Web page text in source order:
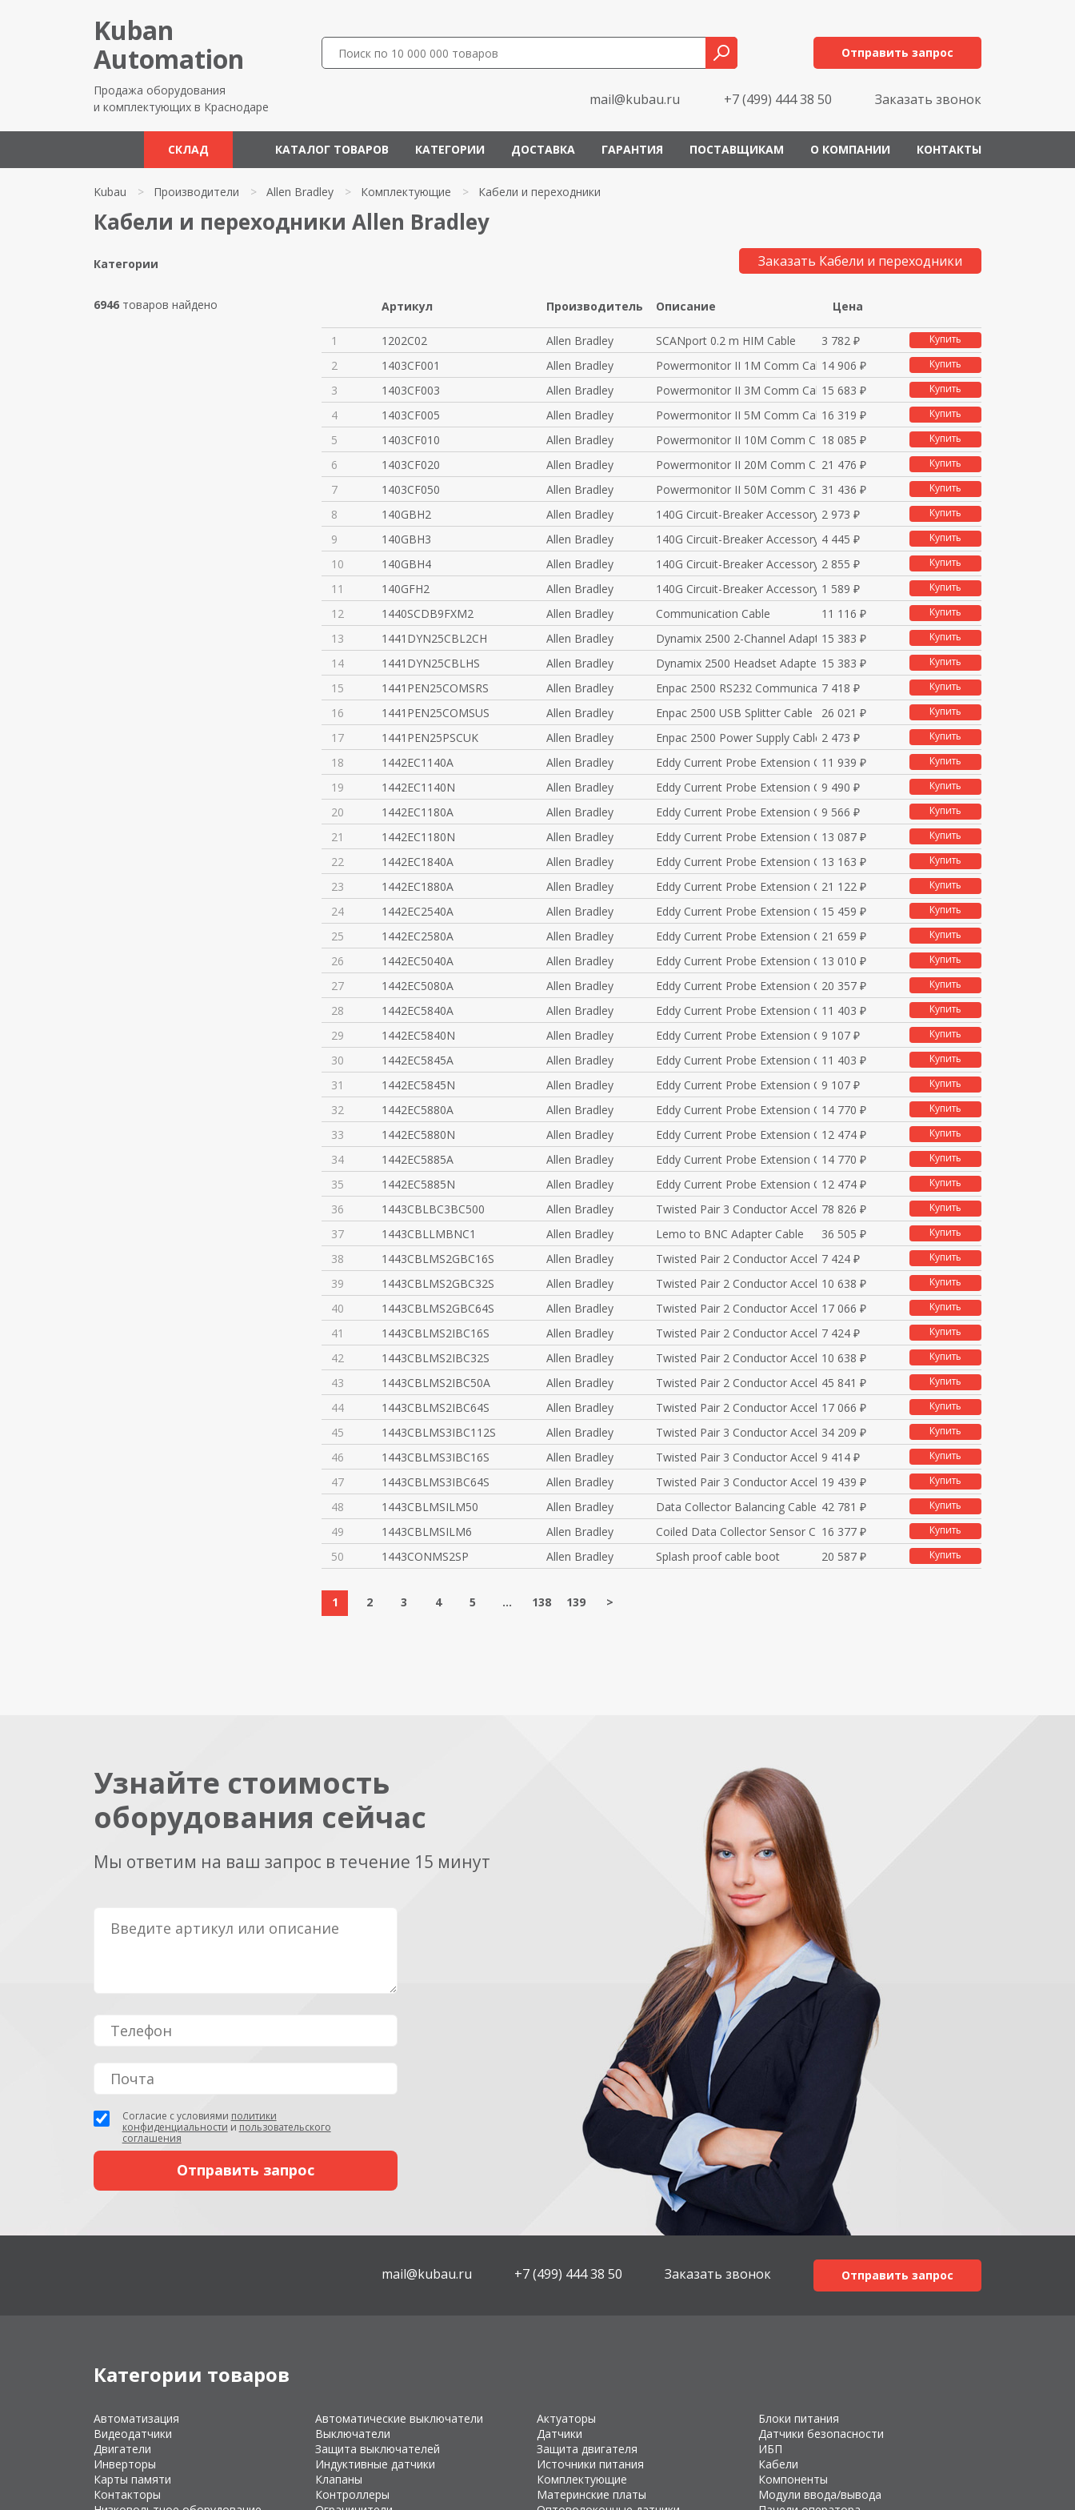
Kuban
Automation
Продажа оборудования
и комплектующих в Краснодаре
Отправить запрос
mail@kubau.ru +7 (499) 444 38 50 Заказать звонок
СКЛАД КАТАЛОГ ТОВАРОВ КАТЕГОРИИ ДОСТАВКА ГАРАНТИЯ ПОСТАВЩИКАМ О КОМПАНИИ КОНТАКТЫ
Kubau > Производители > Allen Bradley > Комплектующие > Кабели и переходники
Кабели и переходники Allen Bradley
Категории
6946 товаров найдено
Заказать Кабели и переходники
Артикул Производитель Описание Цена
1 1202C02 Allen Bradley SCANport 0.2 m HIM Cable 3 782 ₽ Купить
2 1403CF001 Allen Bradley Powermonitor II 1M Comm Cable14 906 ₽ Купить
3 1403CF003 Allen Bradley Powermonitor II 3M Comm Cable15 683 ₽ Купить
4 1403CF005 Allen Bradley Powermonitor II 5M Comm Cable16 319 ₽ Купить
5 1403CF010 Allen Bradley Powermonitor II 10M Comm Cable18 085 ₽ Купить
6 1403CF020 Allen Bradley Powermonitor II 20M Comm Cable21 476 ₽ Купить
7 1403CF050 Allen Bradley Powermonitor II 50M Comm Cable31 436 ₽ Купить
8 140GBH2 Allen Bradley 140G Circuit-Breaker Accessory 2 973 ₽ Купить
9 140GBH3 Allen Bradley 140G Circuit-Breaker Accessory 4 445 ₽ Купить
10 140GBH4 Allen Bradley 140G Circuit-Breaker Accessory 2 855 ₽ Купить
11 140GFH2 Allen Bradley 140G Circuit-Breaker Accessory 1 589 ₽ Купить
12 1440SCDB9FXM2 Allen Bradley Communication Cable 11 116 ₽ Купить
13 1441DYN25CBL2CH Allen Bradley Dynamix 2500 2-Channel Adapter15 383 ₽ Купить
14 1441DYN25CBLHS Allen Bradley Dynamix 2500 Headset Adapter C15 383 ₽ Купить
15 1441PEN25COMSRS Allen Bradley Enpac 2500 RS232 Communication7 418 ₽ Купить
16 1441PEN25COMSUS Allen Bradley Enpac 2500 USB Splitter Cable 26 021 ₽ Купить
17 1441PEN25PSCUK Allen Bradley Enpac 2500 Power Supply Cable 2 473 ₽ Купить
18 1442EC1140A Allen Bradley Eddy Current Probe Extension C 11 939 ₽ Купить
19 1442EC1140N Allen Bradley Eddy Current Probe Extension C 9 490 ₽ Купить
20 1442EC1180A Allen Bradley Eddy Current Probe Extension C 9 566 ₽ Купить
21 1442EC1180N Allen Bradley Eddy Current Probe Extension C 13 087 ₽ Купить
22 1442EC1840A Allen Bradley Eddy Current Probe Extension C 13 163 ₽ Купить
23 1442EC1880A Allen Bradley Eddy Current Probe Extension C 21 122 ₽ Купить
24 1442EC2540A Allen Bradley Eddy Current Probe Extension C 15 459 ₽ Купить
25 1442EC2580A Allen Bradley Eddy Current Probe Extension C 21 659 ₽ Купить
26 1442EC5040A Allen Bradley Eddy Current Probe Extension C 13 010 ₽ Купить
27 1442EC5080A Allen Bradley Eddy Current Probe Extension C 20 357 ₽ Купить
28 1442EC5840A Allen Bradley Eddy Current Probe Extension C 11 403 ₽ Купить
29 1442EC5840N Allen Bradley Eddy Current Probe Extension C 9 107 ₽ Купить
30 1442EC5845A Allen Bradley Eddy Current Probe Extension C 11 403 ₽ Купить
31 1442EC5845N Allen Bradley Eddy Current Probe Extension C 9 107 ₽ Купить
32 1442EC5880A Allen Bradley Eddy Current Probe Extension C 14 770 ₽ Купить
33 1442EC5880N Allen Bradley Eddy Current Probe Extension C 12 474 ₽ Купить
34 1442EC5885A Allen Bradley Eddy Current Probe Extension C 14 770 ₽ Купить
35 1442EC5885N Allen Bradley Eddy Current Probe Extension C 12 474 ₽ Купить
36 1443CBLBC3BC500 Allen Bradley Twisted Pair 3 Conductor Accel 78 826 ₽ Купить
37 1443CBLLMBNC1 Allen Bradley Lemo to BNC Adapter Cable 36 505 ₽ Купить
38 1443CBLMS2GBC16S Allen Bradley Twisted Pair 2 Conductor Accel 7 424 ₽ Купить
39 1443CBLMS2GBC32S Allen Bradley Twisted Pair 2 Conductor Accel 10 638 ₽ Купить
40 1443CBLMS2GBC64S Allen Bradley Twisted Pair 2 Conductor Accel 17 066 ₽ Купить
41 1443CBLMS2IBC16S Allen Bradley Twisted Pair 2 Conductor Accel 7 424 ₽ Купить
42 1443CBLMS2IBC32S Allen Bradley Twisted Pair 2 Conductor Accel 10 638 ₽ Купить
43 1443CBLMS2IBC50A Allen Bradley Twisted Pair 2 Conductor Accel 45 841 ₽ Купить
44 1443CBLMS2IBC64S Allen Bradley Twisted Pair 2 Conductor Accel 17 066 ₽ Купить
45 1443CBLMS3IBC112S Allen Bradley Twisted Pair 3 Conductor Accel 34 209 ₽ Купить
46 1443CBLMS3IBC16S Allen Bradley Twisted Pair 3 Conductor Accel 9 414 ₽ Купить
47 1443CBLMS3IBC64S Allen Bradley Twisted Pair 3 Conductor Accel 19 439 ₽ Купить
48 1443CBLMSILM50 Allen Bradley Data Collector Balancing Cable 42 781 ₽ Купить
49 1443CBLMSILM6 Allen Bradley Coiled Data Collector Sensor C 16 377 ₽ Купить
50 1443CONMS2SP Allen Bradley Splash proof cable boot 20 587 ₽ Купить
1 2 3 4 5 ... 138 139 >
Узнайте стоимость
оборудования сейчас
Мы ответим на ваш запрос в течение 15 минут
Согласие с условиями политики
конфиденциальности и пользовательского
соглашения
mail@kubau.ru +7 (499) 444 38 50 Заказать звонок Отправить запрос
Категории товаров
Автоматизация Автоматические выключатели Актуаторы
Блоки питания
Видеодатчики
Выключатели Датчики
Датчики безопасности
Двигатели
Защита выключателей Защита двигателя
ИБП
Инверторы
Индуктивные датчики Источники питания
Кабели
Карты памяти
Клапаны Комплектующие
Компоненты
Контакторы
Контроллеры Материнские платы
Модули ввода/вывода